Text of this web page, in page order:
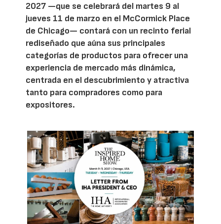
2027 —que se celebrará del martes 9 al
jueves 11 de marzo en el McCormick Place
de Chicago— contará con un recinto ferial
rediseñado que aúna sus principales
categorías de productos para ofrecer una
experiencia de mercado más dinámica,
centrada en el descubrimiento y atractiva
tanto para compradores como para
expositores.